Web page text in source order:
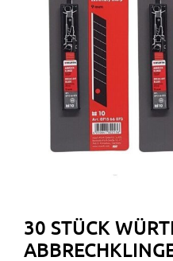
30 STÜCK